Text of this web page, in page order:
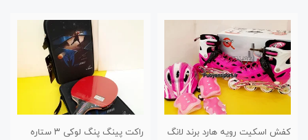
کفش اسکیت رویه هارد برند لانگ
راکت پینگ پنگ لوکی ۳ ستاره